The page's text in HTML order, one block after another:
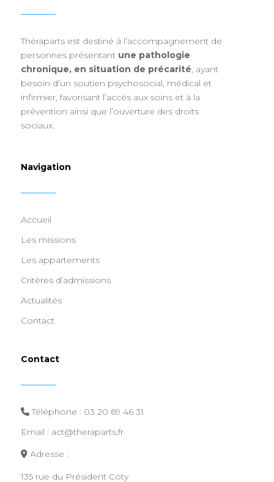
Théraparts est destiné à l’accompagnement de
personnes présentant une pathologie
chronique, en situation de précarité, ayant
besoin d’un soutien psychosocial, médical et
infirmier, favorisant l’accès aux soins et à la
prévention ainsi que l’ouverture des droits
sociaux.
Navigation
Accueil
Les missions
Les appartements
Critères d’admissions
Actualités
Contact
Contact
Téléphone : 03 20 69 46 31
Email : act@theraparts.fr
Adresse :
135 rue du Président Coty